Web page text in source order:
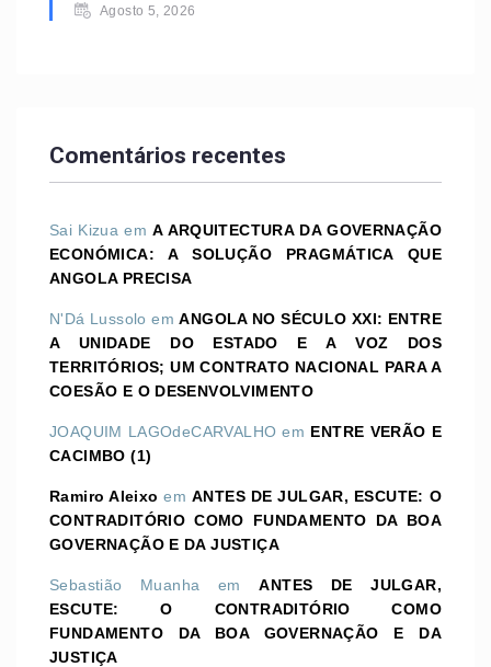
Agosto 5, 2026
Comentários recentes
Sai Kizua emA ARQUITECTURA DA GOVERNAÇÃO
ECONÓMICA: A SOLUÇÃO PRAGMÁTICA QUE
ANGOLA PRECISA
N'Dá Lussolo emANGOLA NO SÉCULO XXI: ENTRE
A UNIDADE DO ESTADO E A VOZ DOS
TERRITÓRIOS; UM CONTRATO NACIONAL PARA A
COESÃO E O DESENVOLVIMENTO
JOAQUIM LAGOdeCARVALHO em ENTRE VERÃO E
CACIMBO (1)
Ramiro Aleixo emANTES DE JULGAR, ESCUTE: O
CONTRADITÓRIO COMO FUNDAMENTO DA BOA
GOVERNAÇÃO E DA JUSTIÇA
Sebastião Muanha emANTES DE JULGAR,
ESCUTE: O CONTRADITÓRIO COMO
FUNDAMENTO DA BOA GOVERNAÇÃO E DA
JUSTIÇA